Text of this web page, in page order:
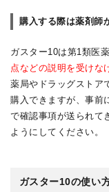
購入する際は薬剤師
ガスター10は第1類医
点などの説明を受けな
薬局やドラッグストア
購入できますが、事前
で確認事項が送られて
ようにしてください。
ガスター10の使い